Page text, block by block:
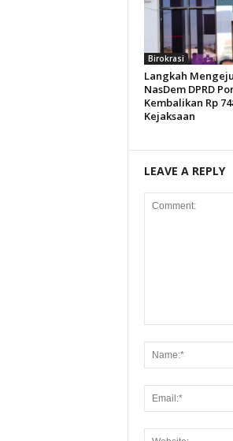
Birokrasi
Langkah
NasDem DPRD
Kembalikan Rp
Kejaksaan
LEAVE A REPLY